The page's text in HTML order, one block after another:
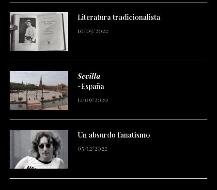
Literatura tradicionalista
10/05/2022
Sevilla
-España
11/09/2020
Un absurdo fanatismo
05/12/2022